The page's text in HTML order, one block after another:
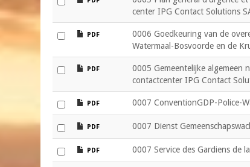
center IPG Contact Solutions
file
PDF
0006 Goedkeuring van de
Watermaal-Bosvoorde en de
file
PDF
0005 Gemeentelijke algemeen
contactcenter IPG Contact
file
PDF 0007 ConventionGDP-Police-
file
PDF 0007 Dienst
file
PDF 0007 Service des Gardiens de